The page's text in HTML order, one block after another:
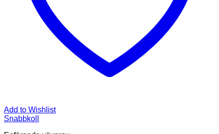
Add to Wishlist
Snabbkoll